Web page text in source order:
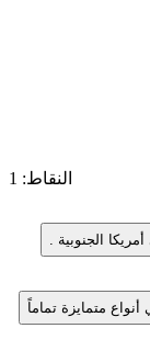
النقاط: 1
الجنوبية .
متمايزة تماماً